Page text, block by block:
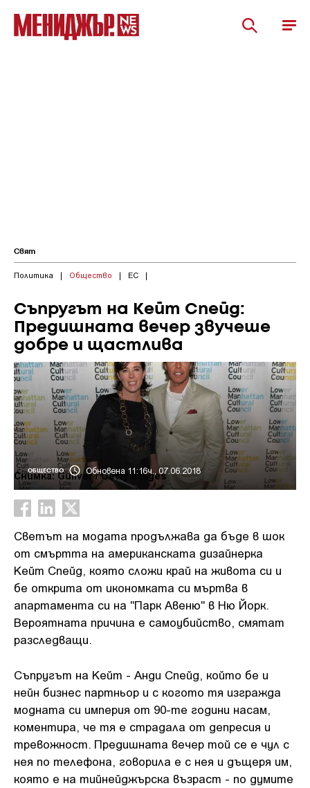
Свят
Политика | Общество | ЕС |
Съпругът на Кейт Спейд:
Предишната вечер звучеше
добре и щастлива
ОБЩЕСТВО Обновена 11:16ч., 07.06.2018
Снимка: Guliver / Getty Images
Светът на модата продължава да бъде в шок
от смъртта на американската дизайнерка
Кейт Спейд, която сложи край на живота си и
бе открита от икономката си мъртва в
апартамента си на "Парк Авеню" в Ню Йорк.
Вероятната причина е самоубийство, смятат
разследващи.
Съпругът на Кейт - Анди Спейд, който бе и
нейн бизнес партньор и с когото тя изгражда
модната си империя от 90-те години насам,
коментира, че тя е страдала от депресия и
тревожност. Предишната вечер той се е чул с
нея по телефона, говорила е с нея и дъщеря им,
която е на тийнейджърска възраст - по думите